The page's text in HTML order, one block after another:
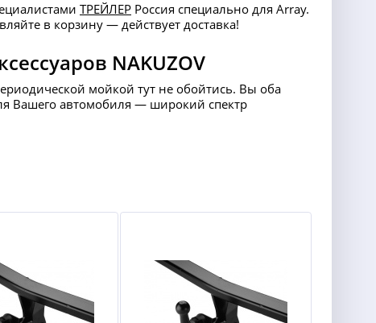
ТРЕЙЛЕР Россия специально для Array.
в корзину — действует доставка!
NAKUZOV
мойкой тут не обойтись. Вы оба
Вашего автомобиля — широкий спектр